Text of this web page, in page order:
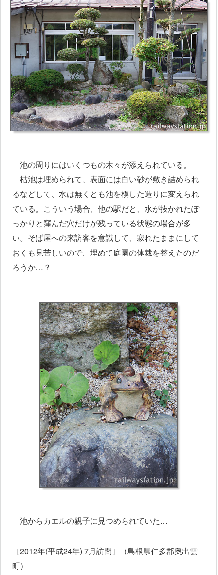
池の周りにはいくつもの木々が添えられている。
枯池は埋められて、表面には白い砂が敷き詰められ
るなどして、水は無くとも池を模した造りに変えられ
ている。こういう場合、他の駅だと、水が抜かれたぽ
っかりと窪んだ穴だけが残っている状態の場合が多
い。そば屋への来訪客を意識して、寂れたままにして
おくも見苦しいので、埋めて庭園の体裁を整えたのだ
ろうか…？
池からカエルの親子に見つめられていた…
［2012年(平成24年) 7月訪問］（島根県仁多郡奥出雲
町）